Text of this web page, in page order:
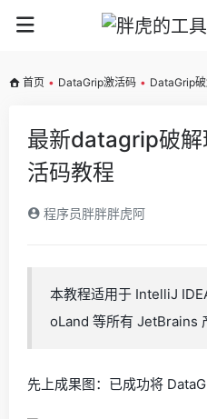
首页 • DataGrip激活码 • DataGrip
最新datagrip破解
活码教程
程序员胖胖胖虎阿
本教程适用于 IntelliJ
oLand 等所有 JetBrains
先上成果图：已成功将